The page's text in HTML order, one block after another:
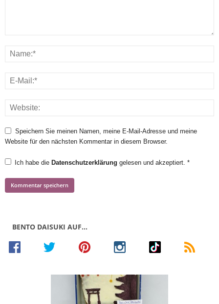
Speichern Sie meinen Namen, meine E-Mail-Adresse und meine
Website für den nächsten Kommentar in diesem Browser.
Ich habe die Datenschutzerklärung gelesen und akzeptiert. *
BENTO DAISUKI AUF…